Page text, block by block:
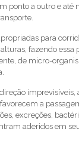
ponto a outro e até
para
fazendo essa
de micro-
imprevisíveis,
a
excreções,
aderidos em